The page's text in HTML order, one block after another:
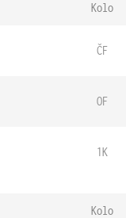
Kolo
ČF
OF
1K
Kolo